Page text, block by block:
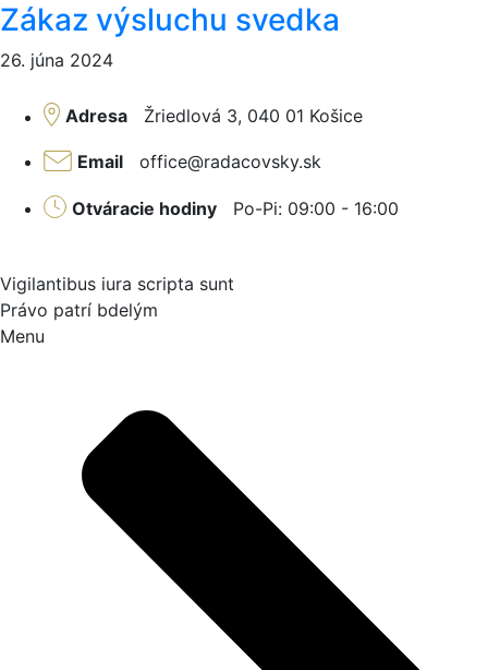
Zákaz výsluchu svedka
26. júna 2024
Adresa Žriedlová 3, 040 01 Košice
Emailoffice@radacovsky.sk
Otváracie hodiny Po-Pi: 09:00 - 16:00
Vigilantibus iura scripta sunt
Právo patrí bdelým
Menu